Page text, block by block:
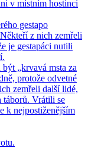
v místním hostinci
gestapo
z nich zemřeli
je gestapáci nutili
„krvavá msta za
protože odvetné
zemřeli další lidé,
táborů. Vrátili se
k nejpostiženějším